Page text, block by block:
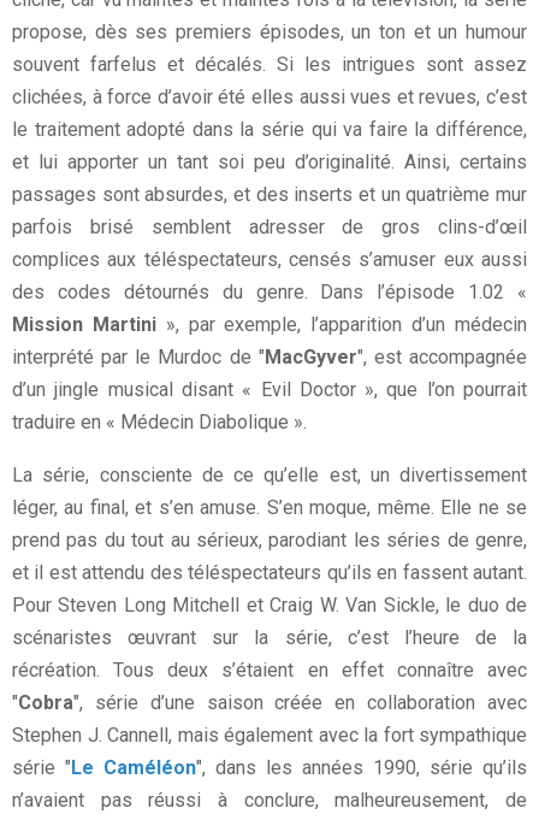
propose, dès ses premiers épisodes, un ton et un humour
souvent farfelus et décalés. Si les intrigues sont assez
clichées, à force d’avoir été elles aussi vues et revues, c’est
le traitement adopté dans la série qui va faire la différence,
et lui apporter un tant soi peu d’originalité. Ainsi, certains
passages sont absurdes, et des inserts et un quatrième mur
parfois brisé semblent adresser de gros clins-d’œil
complices aux téléspectateurs, censés s’amuser eux aussi
des codes détournés du genre. Dans l’épisode 1.02 «
Mission Martini», par exemple, l’apparition d’un médecin
interprété par le Murdoc de "MacGyver", est accompagnée
d’un jingle musical disant « Evil Doctor », que l’on pourrait
traduire en « Médecin Diabolique ».
La série, consciente de ce qu’elle est, un divertissement
léger, au final, et s’en amuse. S’en moque, même. Elle ne se
prend pas du tout au sérieux, parodiant les séries de genre,
et il est attendu des téléspectateurs qu’ils en fassent autant.
Pour Steven Long Mitchell et Craig W. Van Sickle, le duo de
scénaristes œuvrant sur la série, c’est l’heure de la
récréation. Tous deux s’étaient en effet connaître avec
"Cobra", série d’une saison créée en collaboration avec
Stephen J. Cannell, mais également avec la fort sympathique
série "Le Caméléon", dans les années 1990, série qu’ils
n’avaient pas réussi à conclure, malheureusement, de